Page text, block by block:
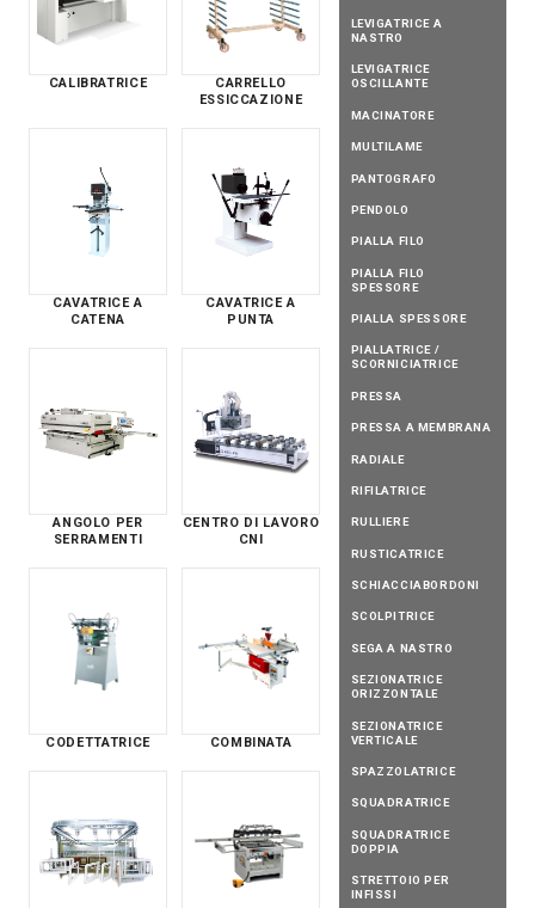
CALIBRATRICE
CARRELLO
ESSICCAZIONE
CAVATRICE A
CATENA
CAVATRICE A
PUNTA
ANGOLO PER
SERRAMENTI
CENTRO DI LAVORO
CNI
CODETTATRICE COMBINATA
LEVIGATRICE A
NASTRO
LEVIGATRICE
OSCILLANTE
MACINATORE
MULTILAME
PANTOGRAFO
PENDOLO
PIALLA FILO
PIALLA FILO
SPESSORE
PIALLA SPESSORE
PIALLATRICE /
SCORNICIATRICE
PRESSA
PRESSA A MEMBRANA
RADIALE
RIFILATRICE
RULLIERE
RUSTICATRICE
SCHIACCIABORDONI
SCOLPITRICE
SEGA A NASTRO
SEZIONATRICE
ORIZZONTALE
SEZIONATRICE
VERTICALE
SPAZZOLATRICE
SQUADRATRICE
SQUADRATRICE
DOPPIA
STRETTOIO PER
INFISSI